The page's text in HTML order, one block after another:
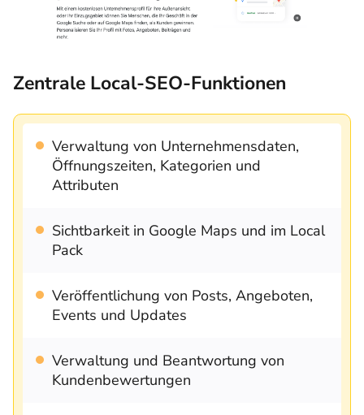
Zentrale Local-SEO-Funktionen
Verwaltung von Unternehmensdaten,
Öffnungszeiten, Kategorien und
Attributen
Sichtbarkeit in Google Maps und im Local
Pack
Veröffentlichung von Posts, Angeboten,
Events und Updates
Verwaltung und Beantwortung von
Kundenbewertungen